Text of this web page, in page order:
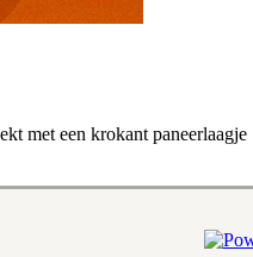
met een krokant paneerlaagje